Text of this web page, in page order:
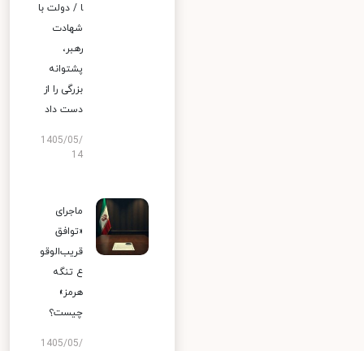
ا / دولت با
شهادت
رهبر،
پشتوانه
بزرگی را از
دست داد
1405/05/
14
ماجرای
«توافق
قریب‌الوقو
ع تنگه
هرمز»
چیست؟
1405/05/